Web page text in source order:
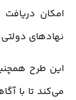
امکان
نهادهای
این طرح
می‌کند تا با